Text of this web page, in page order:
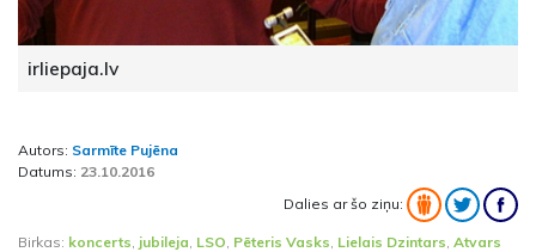
irliepaja.lv
Autors: Sarmīte Pujēna
Datums: 23.10.2016
Dalies ar šo ziņu:
Birkas: koncerts jubileja LSO Pēteris Vasks Lielais Dzintars Atvars